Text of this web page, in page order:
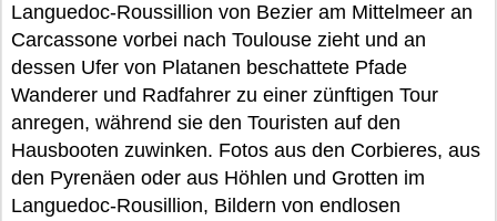
Languedoc-Roussillion von Bezier am Mittelmeer an
Carcassone vorbei nach Toulouse zieht und an
dessen Ufer von Platanen beschattete Pfade
Wanderer und Radfahrer zu einer zünftigen Tour
anregen, während sie den Touristen auf den
Hausbooten zuwinken. Fotos aus den Corbieres, aus
den Pyrenäen oder aus Höhlen und Grotten im
Languedoc-Rousillion, Bildern von endlosen